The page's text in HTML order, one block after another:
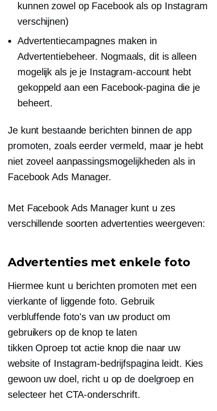
kunnen zowel op Facebook als op Instagram
verschijnen)
Advertentiecampagnes maken in
Advertentiebeheer. Nogmaals, dit is alleen
mogelijk als je je Instagram-account hebt
gekoppeld aan een Facebook-pagina die je
beheert.
Je kunt bestaande berichten binnen de app
promoten, zoals eerder vermeld, maar je hebt
niet zoveel aanpassingsmogelijkheden als in
Facebook Ads Manager.
Met Facebook Ads Manager kunt u zes
verschillende soorten advertenties weergeven:
Advertenties met enkele foto
Hiermee kunt u berichten promoten met een
vierkante of liggende foto. Gebruik
verbluffende foto's van uw product om
gebruikers op de knop te laten
tikken Oproep tot actieknop die naar uw
website of Instagram-bedrijfspagina leidt. Kies
gewoon uw doel, richt u op de doelgroep en
selecteer het CTA-onderschrift.